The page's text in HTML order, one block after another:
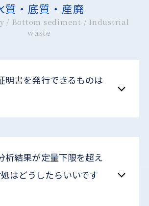
質・底質・産廃
/ Bottom sediment / Industrial
waste
明書を発行できるものは
析結果が定量下限を超え
はどうしたらいいです